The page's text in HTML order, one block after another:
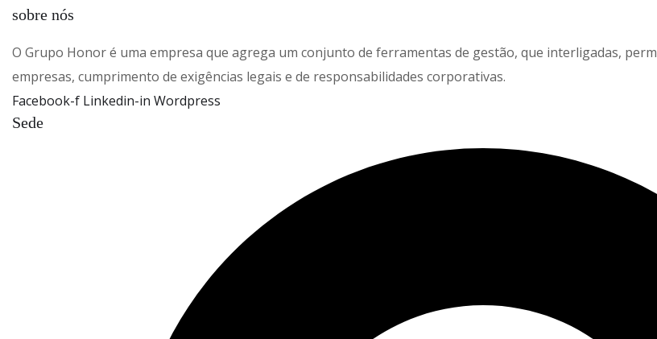
sobre nós
O Grupo Honor é uma empresa que agrega um conjunto de ferramentas de gestão, que interligadas,
empresas, cumprimento de exigências legais e de responsabilidades corporativas.
Facebook-f Linkedin-in Wordpress
Sede